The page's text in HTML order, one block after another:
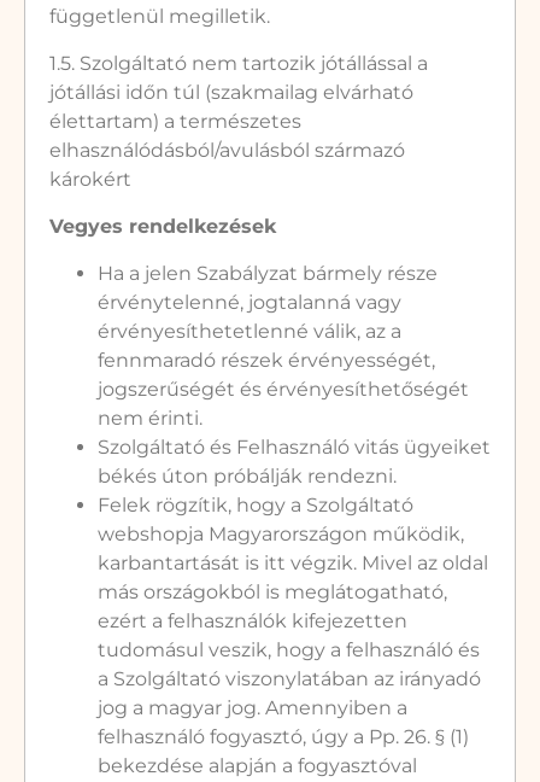
függetlenül megilletik.
1.5. Szolgáltató nem tartozik jótállással a
jótállási időn túl (szakmailag elvárható
élettartam) a természetes
elhasználódásból/avulásból származó
károkért
Vegyes rendelkezések
Ha a jelen Szabályzat bármely része
érvénytelenné, jogtalanná vagy
érvényesíthetetlenné válik, az a
fennmaradó részek érvényességét,
jogszerűségét és érvényesíthetőségét
nem érinti.
Szolgáltató és Felhasználó vitás ügyeiket
békés úton próbálják rendezni.
Felek rögzítik, hogy a Szolgáltató
webshopja Magyarországon működik,
karbantartását is itt végzik. Mivel az oldal
más országokból is meglátogatható,
ezért a felhasználók kifejezetten
tudomásul veszik, hogy a felhasználó és
a Szolgáltató viszonylatában az irányadó
jog a magyar jog. Amennyiben a
felhasználó fogyasztó, úgy a Pp. 26. § (1)
bekezdése alapján a fogyasztóval